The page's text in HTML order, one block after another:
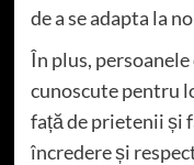
de a se adapta la
În plus,
cunoscute pentru
față de prietenii și
încredere și